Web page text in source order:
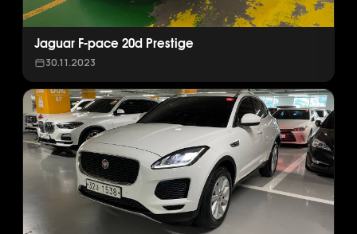
Jaguar F-pace 20d Prestige
30.11.2023